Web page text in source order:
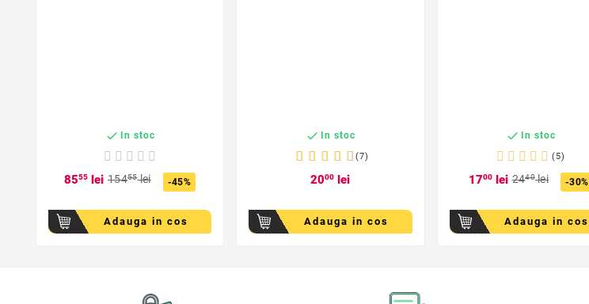
 In stoc
8555lei 15455lei -45%
Adauga in cos
 In stoc
(7)
2000 lei
Adauga in cos
 In stoc
(5)
1700lei 2440lei -30%
Adauga in cos